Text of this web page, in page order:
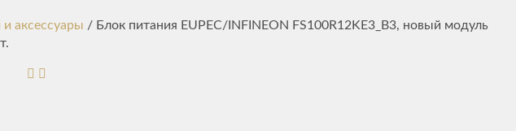
аксессуары / Блок питания EUPEC/INFINEON FS100R12KE3_B3, новый модуль